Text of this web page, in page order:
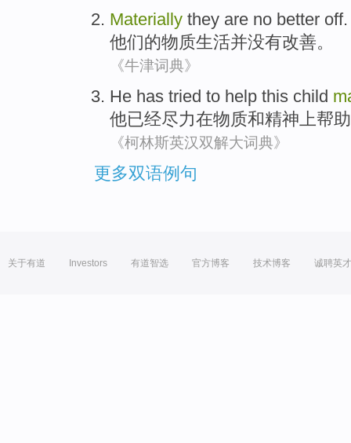
Materially they are no better off.
他们的物质生活并没有改善。
《牛津词典》
He has tried to help this child
他已经尽力在物质和精神上帮助
《柯林斯英汉双解大词典》
更多双语例句
关于有道 Investors 有道智选 官方博客 技术博客 诚聘英才